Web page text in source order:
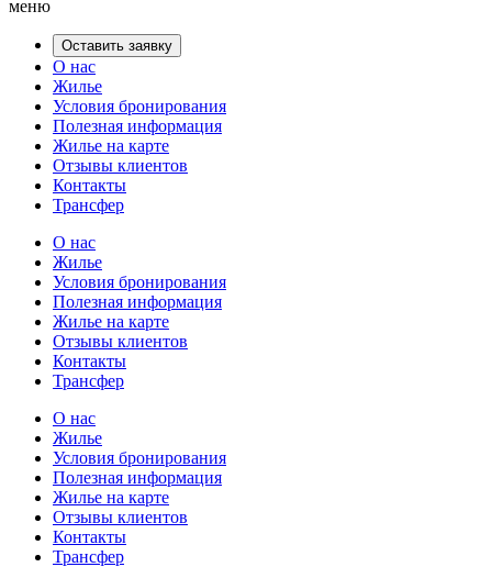
меню
Оставить заявку
О нас
Жилье
Условия бронирования
Полезная информация
Жилье на карте
Отзывы клиентов
Контакты
Трансфер
О нас
Жилье
Условия бронирования
Полезная информация
Жилье на карте
Отзывы клиентов
Контакты
Трансфер
О нас
Жилье
Условия бронирования
Полезная информация
Жилье на карте
Отзывы клиентов
Контакты
Трансфер